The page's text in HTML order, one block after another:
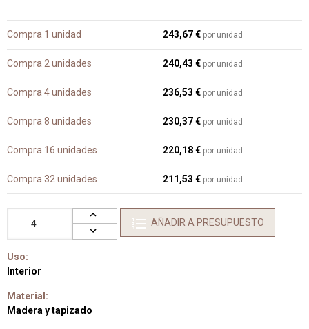
Compra 1 unidad 243,67 € por unidad
Compra 2 unidades 240,43 € por unidad
Compra 4 unidades 236,53 € por unidad
Compra 8 unidades 230,37 € por unidad
Compra 16 unidades 220,18 € por unidad
Compra 32 unidades 211,53 € por unidad
AÑADIR A PRESUPUESTO
Uso:
Interior
Material:
Madera y tapizado